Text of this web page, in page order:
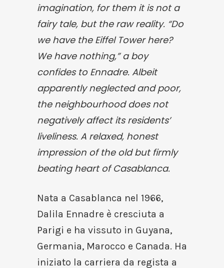
imagination, for them it is not a
fairy tale, but the raw reality. “Do
we have the Eiffel Tower here?
We have nothing,” a boy
confides to Ennadre. Albeit
apparently neglected and poor,
the neighbourhood does not
negatively affect its residents’
liveliness. A relaxed, honest
impression of the old but firmly
beating heart of Casablanca.
Nata a Casablanca nel 1966,
Dalila Ennadre è cresciuta a
Parigi e ha vissuto in Guyana,
Germania, Marocco e Canada. Ha
iniziato la carriera da regista a